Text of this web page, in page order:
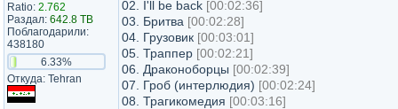
Ratio: 2.762
Раздал: 642.8 TB
Поблагодарили:
438180
6.33%
Откуда: Tehran
02. I'll be back [00:02:36]
03. Бритва [00:02:28]
04. Грузовик [00:03:01]
05. Траппер [00:02:21]
06. Драконоборцы [00:02:39]
07. Гроб (интерлюдия) [00:02:24]
08. Трагикомедия [00:03:16]